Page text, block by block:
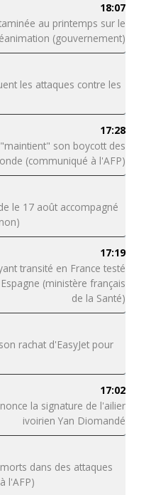
18:07
au printemps sur le
(gouvernement)
les attaques contre les
17:28
son boycott des
(communiqué à l'AFP)
le 17 août accompagné
17:19
transité en France testé
(ministère français
de la Santé)
rachat d'EasyJet pour
17:02
la signature de l'ailier
ivoirien Yan Diomandé
dans des attaques
l'AFP)